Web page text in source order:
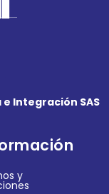
Integración SAS
y